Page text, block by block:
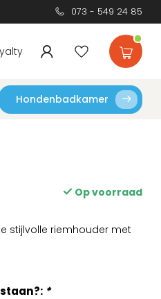
073 - 549 24 85
Hondenbadkamer
Op voorraad
stijlvolle riemhouder met
*